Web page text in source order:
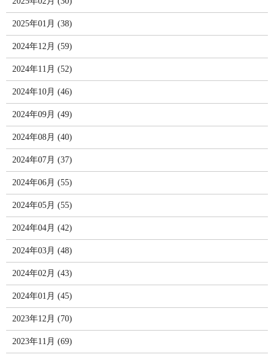
2025年01月 (38)
2024年12月 (59)
2024年11月 (52)
2024年10月 (46)
2024年09月 (49)
2024年08月 (40)
2024年07月 (37)
2024年06月 (55)
2024年05月 (55)
2024年04月 (42)
2024年03月 (48)
2024年02月 (43)
2024年01月 (45)
2023年12月 (70)
2023年11月 (69)